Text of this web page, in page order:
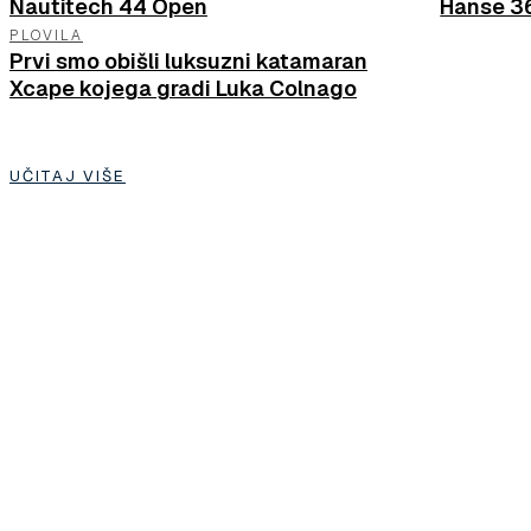
Nautitech 44 Open Hanse
PLOVILA
Prvi smo obišli luksuzni katamaran
Xcape kojega gradi Luka Colnago
UČITAJ VIŠE